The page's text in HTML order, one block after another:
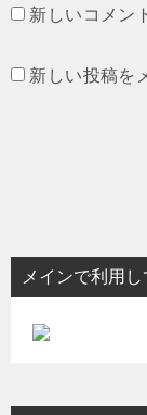
新しいコメン
新しい投稿を
メインで利用